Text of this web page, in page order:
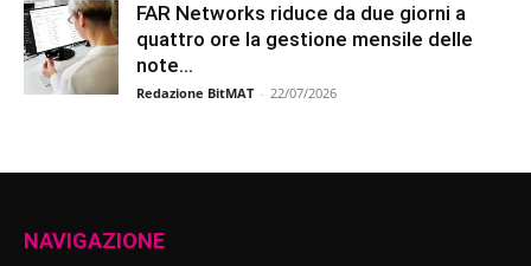
FAR Networks riduce da due giorni a
quattro ore la gestione mensile delle
note...
Redazione BitMAT - 22/07/2026
NAVIGAZIONE